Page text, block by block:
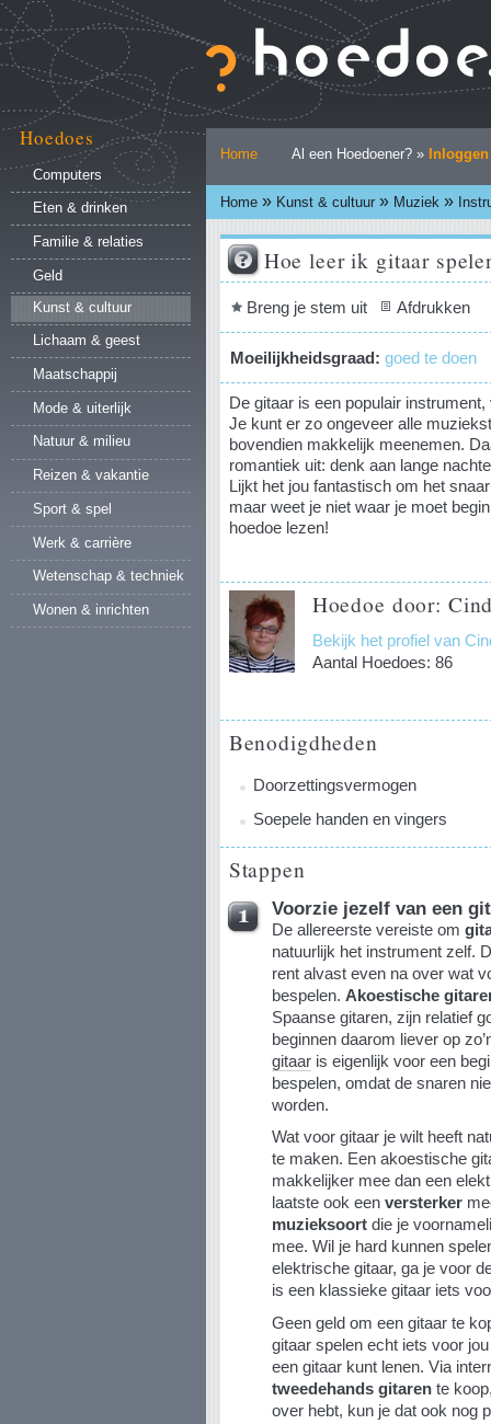
naar
inhoud.
Ga
naar
navigatie
Persoonlijke
hulpmiddelen
Home Al een Hoedoener? » Inloggen
Home » Kunst & cultuur » Muziek »
Hoedoes
Computers
Eten & drinken
Familie & relaties
Geld
Kunst & cultuur
Lichaam & geest
Maatschappij
Mode & uiterlijk
Natuur & milieu
Reizen & vakantie
Sport & spel
Werk & carrière
Wetenschap & techniek
Wonen & inrichten
Hoe leer ik gitaar
Document
Breng je stem uit Afdrukken
Moeilijkheidsgraad: goed te doen
De gitaar is een populair
Je kunt er zo ongeveer alle
bovendien makkelijk meenemen.
romantiek uit: denk aan lange
Lijkt het jou fantastisch om het
maar weet je niet waar je moet
hoedoe lezen!
Hoedoe door:
Bekijk het profiel van
Aantal Hoedoes: 86
Benodigdheden
Doorzettingsvermogen
Soepele handen en vingers
Stappen
Voorzie jezelf van een
De allereerste vereiste om
natuurlijk het instrument zelf.
rent alvast even na over wat
bespelen. Akoestische
Spaanse gitaren, zijn relatief
beginnen daarom liever op
gitaaris eigenlijk voor een
bespelen, omdat de snaren
worden.
Wat voor gitaar je wilt heeft
te maken. Een akoestische
makkelijker mee dan een
laatste ook een versterker
muzieksoortdie je
mee. Wil je hard kunnen
elektrische gitaar, ga je voor
is een klassieke gitaar iets
Geen geld om een gitaar te
gitaar spelen echt iets voor
een gitaar kunt lenen. Via
tweedehands gitaren te
over hebt, kun je dat ook nog